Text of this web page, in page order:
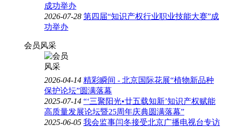
成功举办
2026-07-28 第四届“知识产权行业职业技能大赛”成
功举办
会员风采
2026-04-14 精彩瞬间 - 北京国际花展“植物新品种
保护论坛”圆满落幕
2025-07-14 “‘三聚阳光•廿五载知新’知识产权赋能
高质量发展论坛暨25周年庆典圆满落幕”
2025-06-05 我会监事闫冬接受北京广播电视台专访